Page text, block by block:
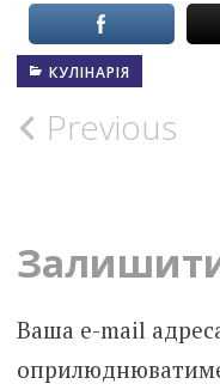
КУЛІНАРІЯ
Post
Previous
Ваша e-mail